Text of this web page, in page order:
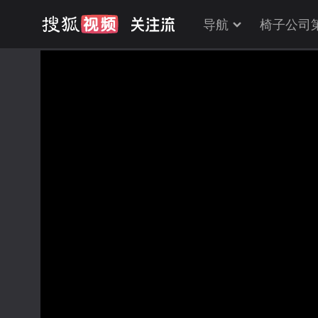
导航 椅子公司